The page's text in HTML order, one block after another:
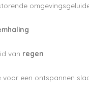
van regen
voor een ontspannen